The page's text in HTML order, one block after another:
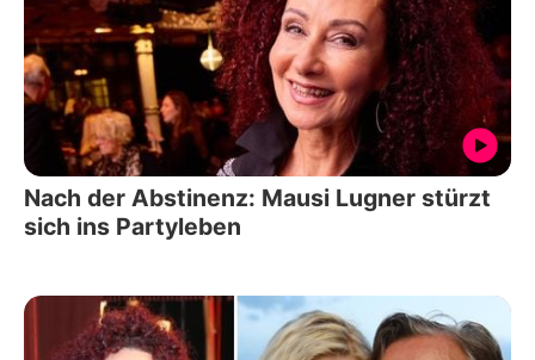
Nach der Abstinenz: Mausi Lugner stürzt
sich ins Partyleben